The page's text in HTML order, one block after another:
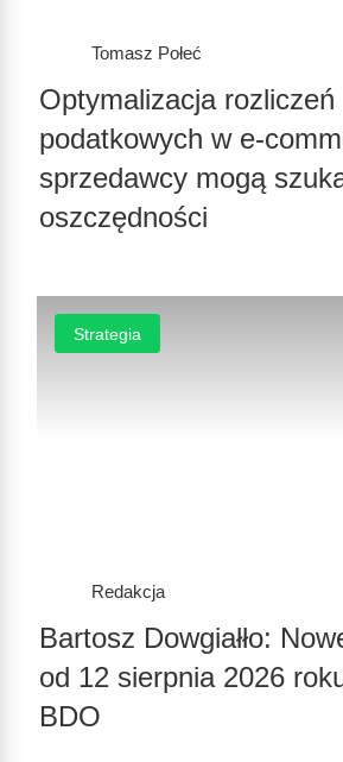
Tomasz Połeć
Optymalizacja rozliczeń
podatkowych w e-
sprzedawcy mogą
oszczędności
Strategia
Redakcja
Bartosz Dowgiałło:
od 12 sierpnia 2026
BDO